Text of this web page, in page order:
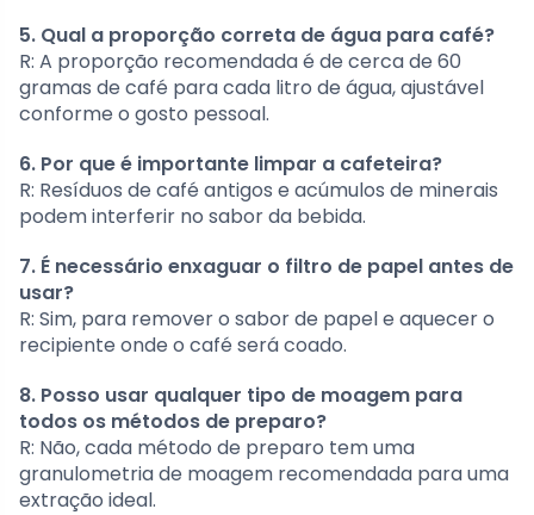
5. Qual a proporção correta de água para café?
R: A proporção recomendada é de cerca de 60
gramas de café para cada litro de água, ajustável
conforme o gosto pessoal.
6. Por que é importante limpar a cafeteira?
R: Resíduos de café antigos e acúmulos de minerais
podem interferir no sabor da bebida.
7. É necessário enxaguar o filtro de papel antes de
usar?
R: Sim, para remover o sabor de papel e aquecer o
recipiente onde o café será coado.
8. Posso usar qualquer tipo de moagem para
todos os métodos de preparo?
R: Não, cada método de preparo tem uma
granulometria de moagem recomendada para uma
extração ideal.